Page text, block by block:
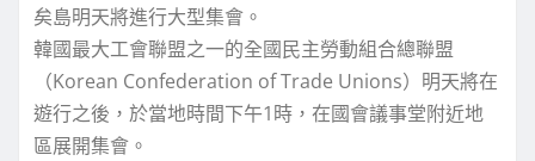
矣島明天將進行大型集會。
韓國最大工會聯盟之一的全國民主勞動組合總聯盟
（Korean Confederation of Trade Unions）明天將在
遊行之後，於當地時間下午1時，在國會議事堂附近地
區展開集會。